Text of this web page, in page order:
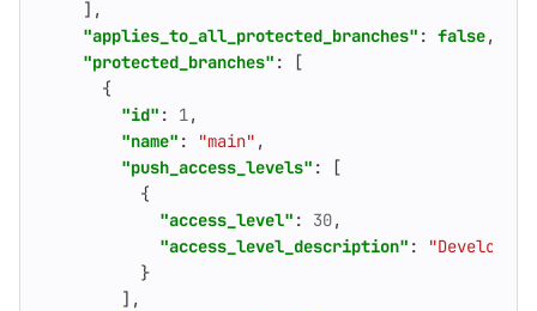
],
"applies_to_all_protected_branches" : false,
"protected_branches" :
[
{
"id" : 1,
"name" : "main" ,
"push_access_levels" :
[
{
"access_level" : 30,
"access_level_description" :
}
],